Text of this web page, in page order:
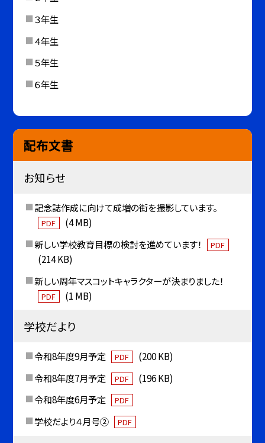
３年生
４年生
５年生
６年生
配布文書
お知らせ
記念誌作成に向けて成増の街を撮影しています。
PDF
(4 MB)
新しい学校教育目標の検討を進めています！
PDF
(214 KB)
新しい周年マスコットキャラクターが決まりました！
PDF (1 MB)
学校だより
令和8年度9月予定 PDF
(200 KB)
令和8年度7月予定
PDF
(196 KB)
令和8年度6月予定
PDF
学校だより４月号② PDF